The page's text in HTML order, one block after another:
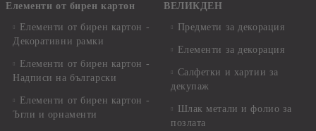
Елементи от бирен картон
Елементи от бирен картон -
Декоративни рамки
Елементи от бирен картон -
Надписи на български
Елементи от бирен картон -
Ъгли и орнаменти
ВЕЛИКДЕН
Предмети за декорация
Елементи за декорация
Салфетки и хартии за
декупаж
Шлак метали и фолио за
позлата